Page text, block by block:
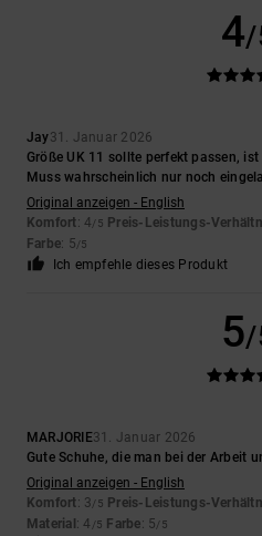
4/
Jay31. Januar 2026
Größe UK 11 sollte perfekt passen,
Muss wahrscheinlich nur noch
Original anzeigen - English
Komfort: 4/5 Preis-Leistungs-
Farbe: 5/5
Ich empfehle dieses Produkt
5/
MARJORIE31. Januar 2026
Gute Schuhe, die man bei der Arbeit
Original anzeigen - English
Komfort: 3/5 Preis-Leistungs-
Material : 4 /5 Farbe: 5/5